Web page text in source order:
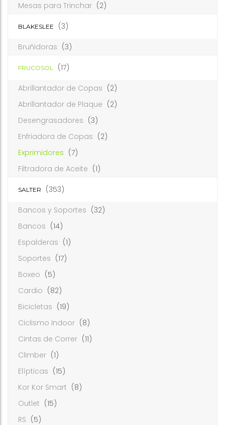
Mesas para Trinchar (2)
BLAKESLEE (3)
Bruñidoras (3)
FRUCOSOL (17)
Abrillantador de Copas (2)
Abrillantador de Plaque (2)
Desengrasadores (3)
Enfriadora de Copas (2)
Exprimidores (7)
Filtradora de Aceite (1)
SALTER (353)
Bancos y Soportes (32)
Bancos (14)
Espalderas (1)
Soportes (17)
Boxeo (5)
Cardio (82)
Bicicletas (19)
Ciclismo Indoor (8)
Cintas de Correr (11)
Climber (1)
Elípticas (15)
Kor Kor Smart (8)
Outlet (15)
RS (5)